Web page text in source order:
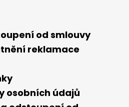
od smlouvy
reklamace
osobních údajů